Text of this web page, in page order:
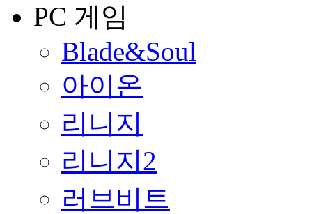
PC 게임
Blade&Soul
아이온
리니지
리니지2
러브비트